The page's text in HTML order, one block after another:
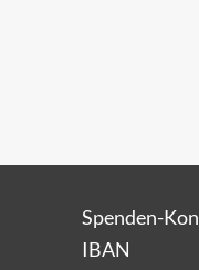
Spenden-
IBAN